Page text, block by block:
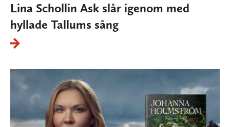
Lina Schollin Ask slår igenom med
hyllade Tallums sång